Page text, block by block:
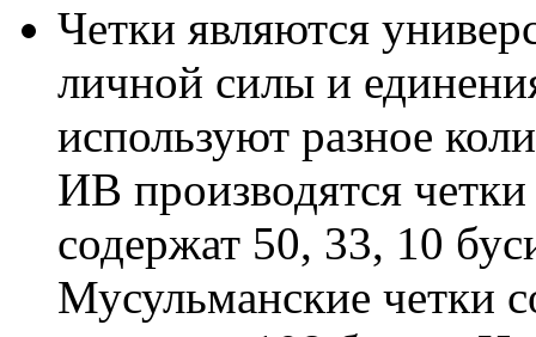
Четки являются
личной силы и
используют разное
ИВ производятся
содержат 50, 33, 10
Мусульманские четки